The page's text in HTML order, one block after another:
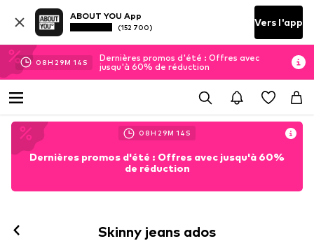
ABOUT YOU App
(152 700) Vers l'app
08H 29M 12 S
Dernières promos d'été : Offres avec
jusqu'à 60% de réduction
08H 29M 12 S
Dernières promos d'été : Offres avec jusqu'à 60%
de réduction
Skinny jeans ados